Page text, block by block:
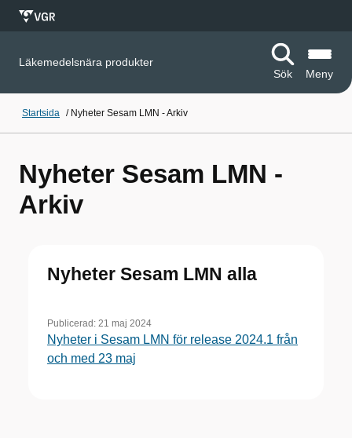
Läkemedelsnära produkter
Sök
Meny
Startsida / Nyheter Sesam LMN - Arkiv
Nyheter Sesam LMN -
Arkiv
Nyheter Sesam LMN alla
Publicerad: 21 maj 2024
Nyheter i Sesam LMN för release 2024.1 från
och med 23 maj